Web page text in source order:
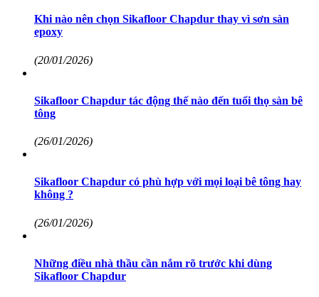
Khi nào nên chọn Sikafloor Chapdur thay vì sơn sàn
epoxy
(20/01/2026)
Sikafloor Chapdur tác động thế nào đến tuổi thọ sàn bê
tông
(26/01/2026)
Sikafloor Chapdur có phù hợp với mọi loại bê tông hay
không ?
(26/01/2026)
Những điều nhà thầu cần nắm rõ trước khi dùng
Sikafloor Chapdur